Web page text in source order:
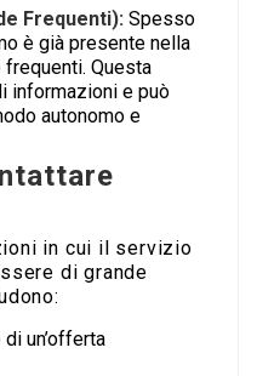
Frequenti): Spesso
è già presente nella
Questa
informazioni e può
autonomo e
in cui il servizio
di grande
un’offerta